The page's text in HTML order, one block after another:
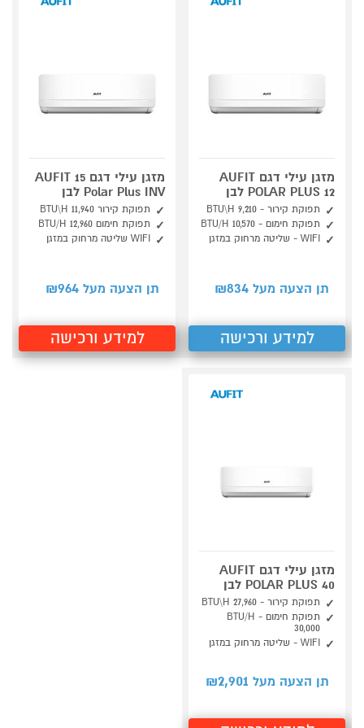
מזגן עילי דגם AUFIT
POLAR PLUS 12 לבן
תפוקת קירור - 9,210 BTU\H
תפוקת חימום - BTU/H 10,570
WIFI - שליטה מרחוק במזגן
תן הצעה מעל ₪ 834
למידע ורכישה
מזגן עילי דגם 15 AUFIT
Polar Plus INV לבן
תפוקת קירור 11,940 BTU\H
תפוקת חימום BTU/H 12,960
WIFI שליטה מרחוק במזגן
תן הצעה מעל ₪ 964
למידע ורכישה
מזגן עילי דגם AUFIT
POLAR PLUS 40 לבן
תפוקת קירור - 27,960 BTU\H
תפוקת חימום - BTU/H
30,000
WIFI - שליטה מרחוק במזגן
תן הצעה מעל ₪ 2,901